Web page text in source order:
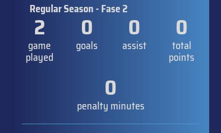
Regular Season - Fase 2
2
game
played
0
goals
0
assist
0
total
points
0
penalty minutes